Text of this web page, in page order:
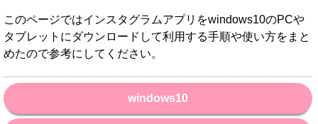
このページではインスタグラムアプリをwindows10のPCや
タブレットにダウンロードして利用する手順や使い方をまと
めたので参考にしてください。
windows10